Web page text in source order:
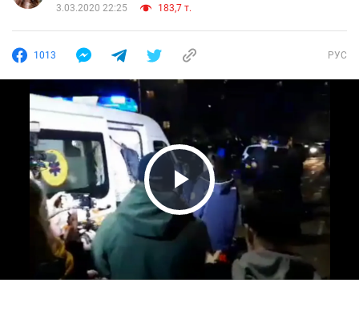
3.03.2020 22:25 183,7 т.
1013 РУС
Play Video